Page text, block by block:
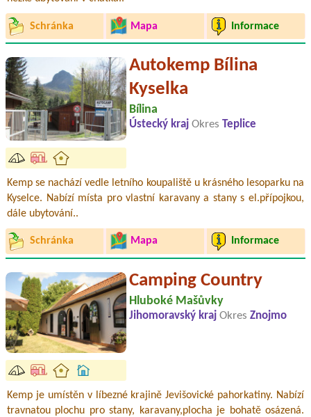
Schránka Mapa Informace
Autokemp Bílina
Kyselka
Bílina
Ústecký kraj Okres Teplice
Kemp se nachází vedle letního koupaliště u krásného lesoparku na
Kyselce. Nabízí místa pro vlastní karavany a stany s el.přípojkou,
dále ubytování..
Schránka Mapa Informace
Camping Country
Hluboké Mašůvky
Jihomoravský kraj Okres Znojmo
Kemp je umístěn v líbezné krajině Jevišovické pahorkatiny. Nabízí
travnatou plochu pro stany, karavany,plocha je bohatě osázená.